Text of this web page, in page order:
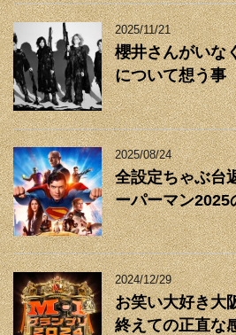
2025/11/21
櫻井さんがいな
について想う事
2025/08/24
全設定ちゃぶ台
ーパーマン2025
2024/12/29
お笑い大好き大
終えての正直な